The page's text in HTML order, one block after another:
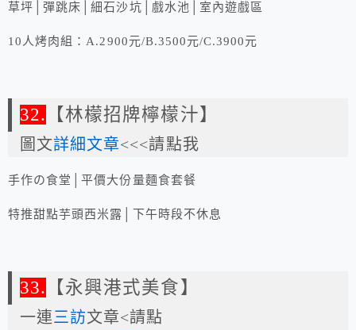
草坪│彈跳床│細石沙坑│戲水池│室內遊戲區
10人烤肉組：A.2900元/B.3500元/C.3900元
32. 【林檬招牌檸檬汁】
圖文詳細文章<<<請點我
手作の食堂│平價大份量麵食套餐
特推甜點芋頭西米露│下午時段不休息
33. 【永興港式美食】
一連三訪文章<請點